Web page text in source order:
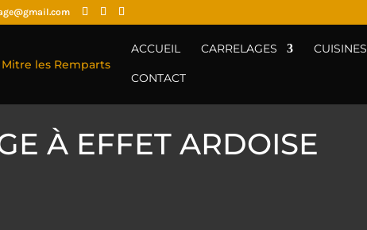
ACCUEIL CARRELAGES CUISINES
CONTACT
À EFFET ARDOISE